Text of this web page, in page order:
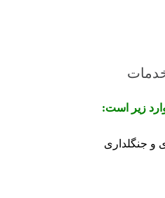
زیر است:
و جنگلداری